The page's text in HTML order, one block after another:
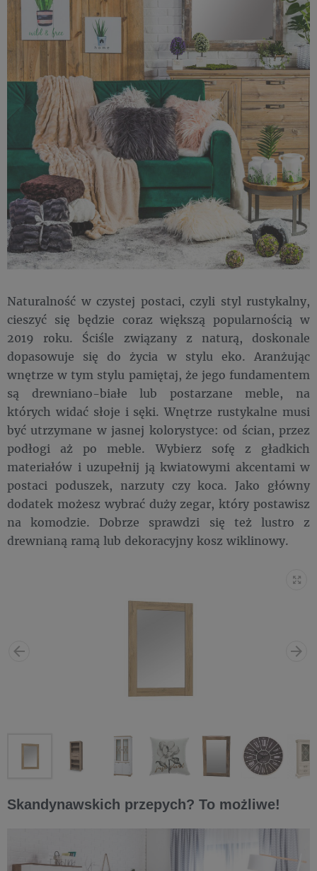
Naturalność w czystej postaci, czyli styl rustykalny,
cieszyć się będzie coraz większą popularnością w
2019 roku. Ściśle związany z naturą, doskonale
dopasowuje się do życia w stylu eko. Aranżując
wnętrze w tym stylu pamiętaj, że jego fundamentem
są drewniano-białe lub postarzane meble, na
których widać słoje i sęki. Wnętrze rustykalne musi
być utrzymane w jasnej kolorystyce: od ścian, przez
podłogi aż po meble. Wybierz sofę z gładkich
materiałów i uzupełnij ją kwiatowymi akcentami w
postaci poduszek, narzuty czy koca. Jako główny
dodatek możesz wybrać duży zegar, który postawisz
na komodzie. Dobrze sprawdzi się też lustro z
drewnianą ramą lub dekoracyjny kosz wiklinowy.
Skandynawskich przepych? To możliwe!